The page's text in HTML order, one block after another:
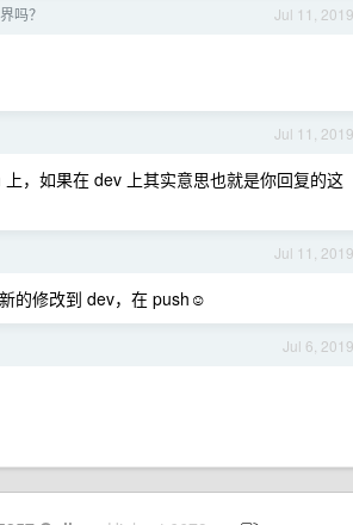
Jul 11, 2019
吗？
Jul 11, 2019
，如果在 dev 上其实意思也就是你回复的这
Jul 11, 2019
的修改到 dev，在 push☺
Jul 6, 2019